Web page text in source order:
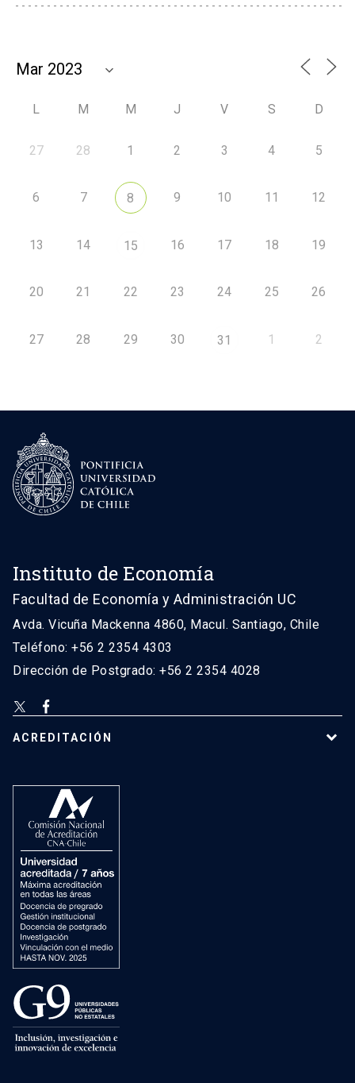
L M M J V S D
27 28 1 2 3 4 5
6 7 8 9 10 11 12
13 14 15 16 17 18 19
20 21 22 23 24 25 26
27 28 29 30 31 1 2
Instituto de Economía
Facultad de Economía y Administración UC
Avda. Vicuña Mackenna 4860, Macul. Santiago, Chile
Teléfono: +56 2 2354 4303
Dirección de Postgrado: +56 2 2354 4028
ACREDITACIÓN